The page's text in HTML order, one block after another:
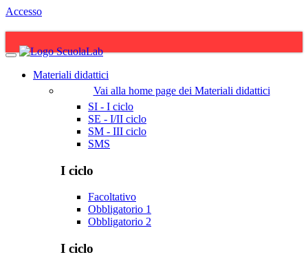
Accesso
Materiali didattici
Vai alla home page dei Materiali didattici
SI - I ciclo
SE - I/II ciclo
SM - III ciclo
SMS
I ciclo
Facoltativo
Obbligatorio 1
Obbligatorio 2
I ciclo